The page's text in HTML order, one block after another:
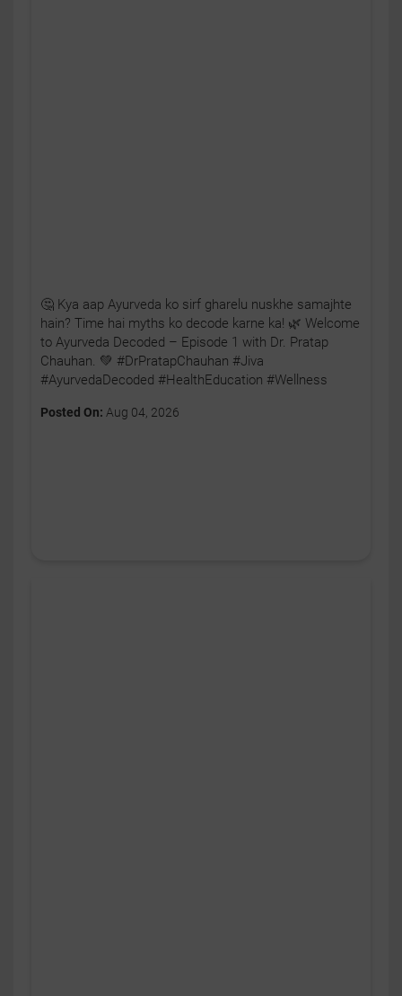
🤔 Kya aap Ayurveda ko sirf gharelu nuskhe samajhte
hain? Time hai myths ko decode karne ka! 🌿 Welcome
to Ayurveda Decoded – Episode 1 with Dr. Pratap
Chauhan. 💚 #DrPratapChauhan #Jiva
#AyurvedaDecoded #HealthEducation #Wellness
Posted On: Aug 04, 2026